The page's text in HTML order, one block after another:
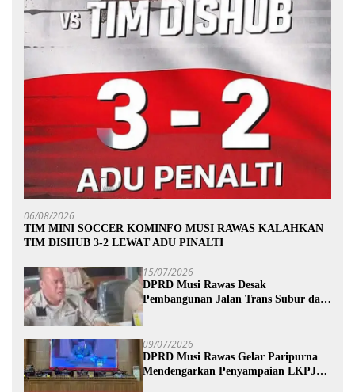
06/08/2026
TIM MINI SOCCER KOMINFO MUSI RAWAS KALAHKAN
TIM DISHUB 3-2 LEWAT ADU PINALTI
15/07/2026
DPRD Musi Rawas Desak
Pembangunan Jalan Trans Subur dan
09/07/2026
DPRD Musi Rawas Gelar Paripurna
Mendengarkan Penyampaian LKPJ